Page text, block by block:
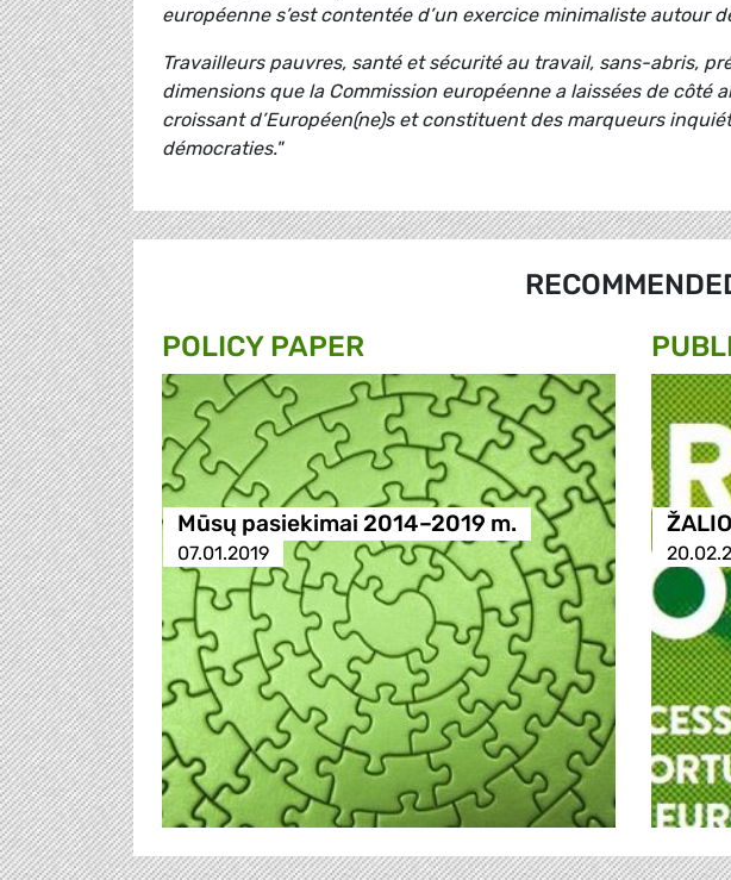
européenne s’est contentée d’un exercice minimaliste autour
Travailleurs pauvres, santé et sécurité au travail, sans-abris,
dimensions que la Commission européenne a laissées de côté
croissant d’Européen(ne)s et constituent des marqueurs
démocraties."
POLICY PAPER
Mūsų pasiekimai 2014–2019 m.
07.01.2019